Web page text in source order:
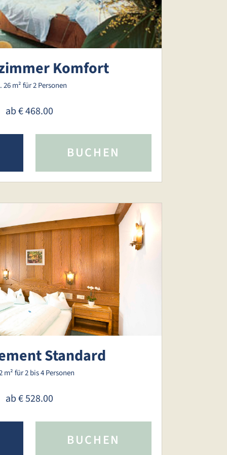
Komfort
26 m²für 2 Personen
ab€ 468.00
BUCHEN
Standard
m²für 2 bis 4 Personen
ab€ 528.00
BUCHEN